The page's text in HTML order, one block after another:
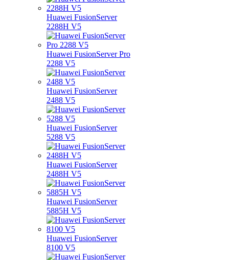
Huawei FusionServer
2288H V5
Huawei FusionServer Pro
2288 V5
Huawei FusionServer
2488 V5
Huawei FusionServer
5288 V5
Huawei FusionServer
2488H V5
Huawei FusionServer
5885H V5
Huawei FusionServer
8100 V5